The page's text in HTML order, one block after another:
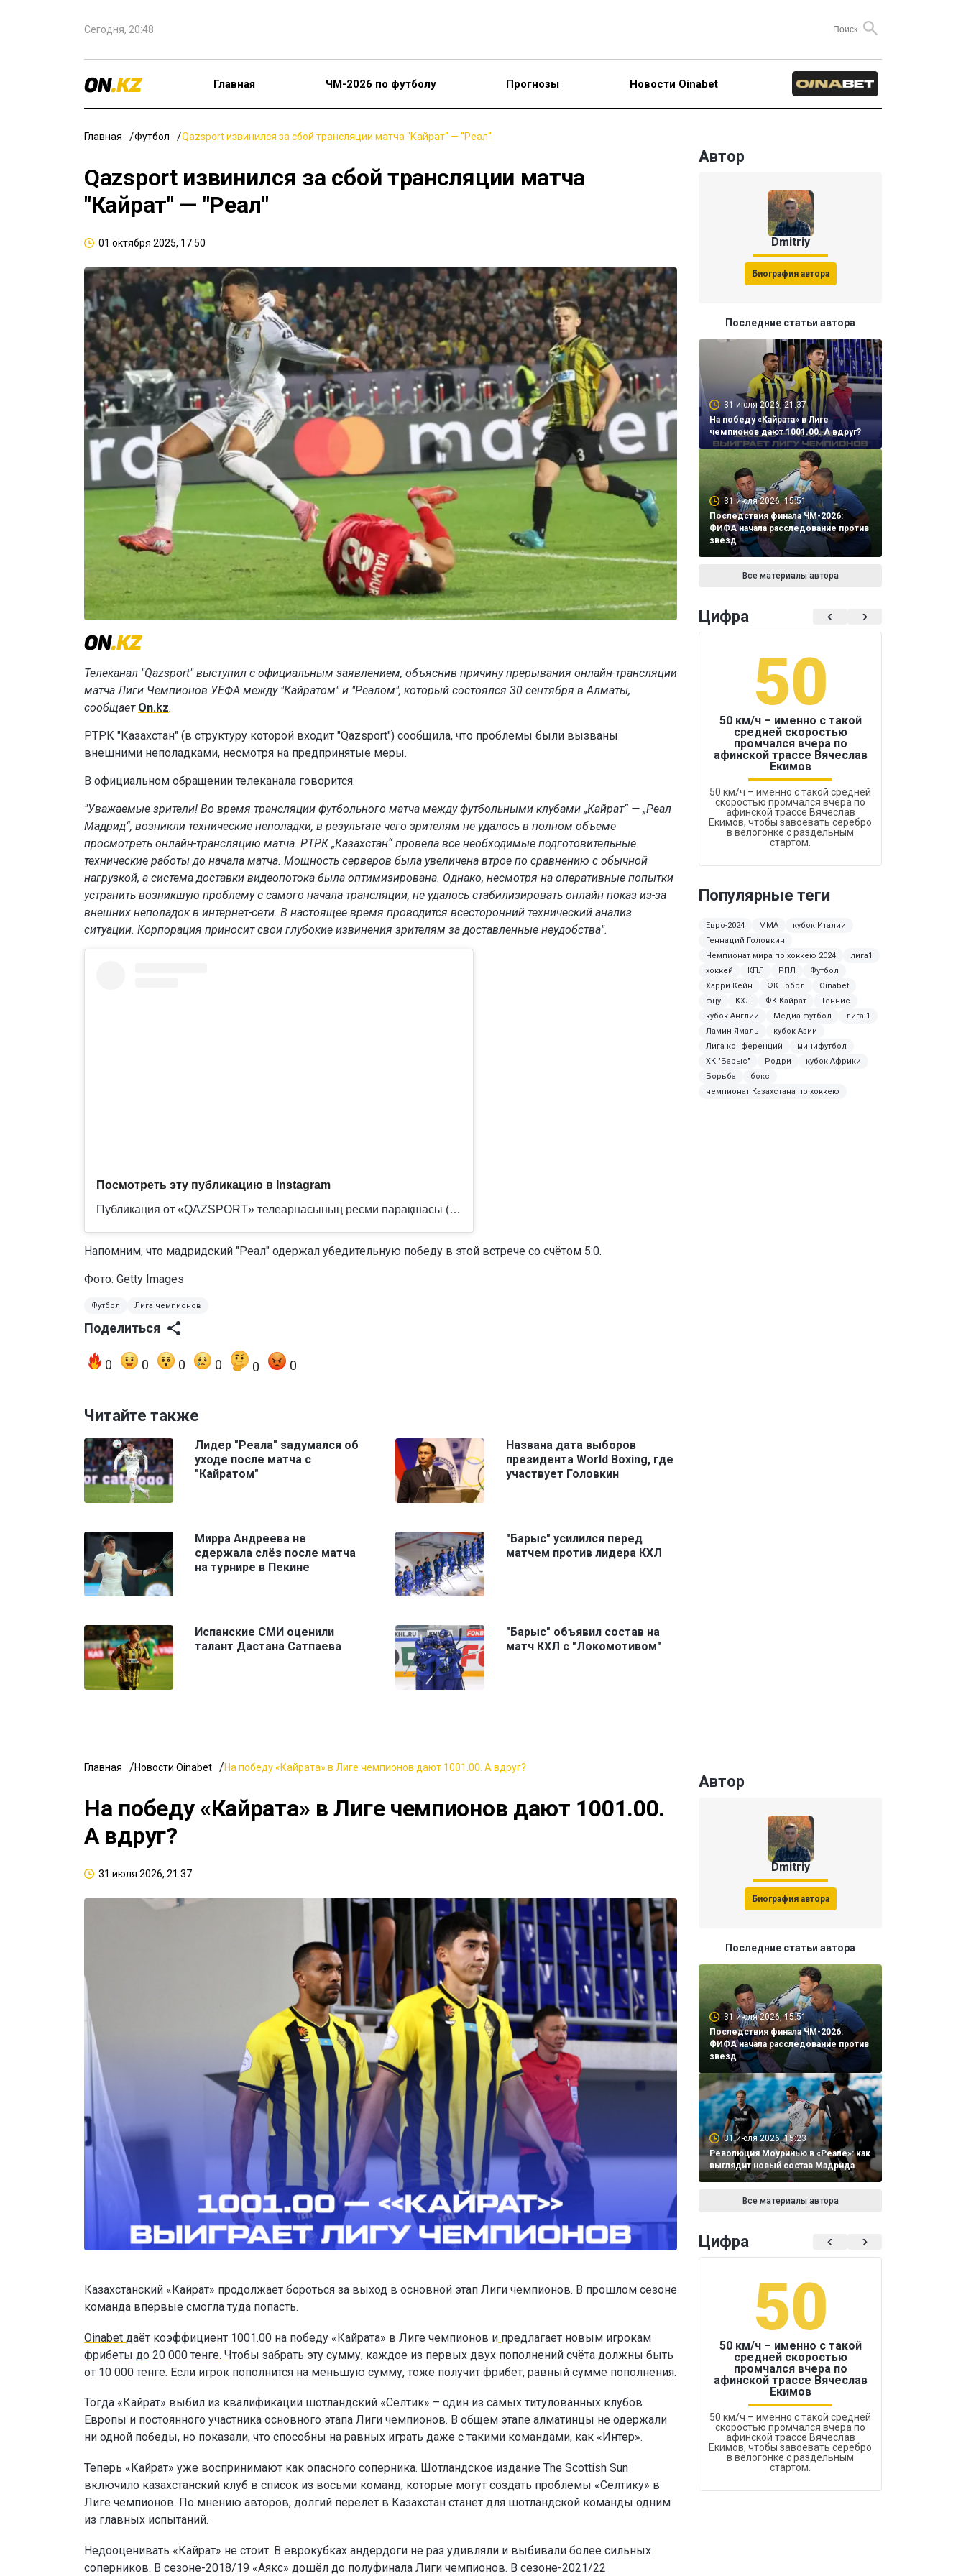
Сегодня, 20:48
Главная ЧМ-2026 по футболу Прогнозы Новости Oinabet
Главная Футбол Qazsport извинился за сбой трансляции матча "Кайрат" — "Реал"
Qazsport извинился за сбой трансляции матча
"Кайрат" — "Реал"
01 октября 2025, 17:50
Телеканал "Qazsport" выступил с официальным заявлением, объяснив причину прерывания онлайн-трансляции
матча Лиги Чемпионов УЕФА между "Кайратом" и "Реалом", который состоялся 30 сентября в Алматы,
сообщает On.kz.
РТРК "Казахстан" (в структуру которой входит "Qazsport") сообщила, что проблемы были вызваны
внешними неполадками, несмотря на предпринятые меры.
В официальном обращении телеканала говорится:
"Уважаемые зрители! Во время трансляции футбольного матча между футбольными клубами „Кайрат“ — „Реал
Мадрид“, возникли технические неполадки, в результате чего зрителям не удалось в полном объеме
просмотреть онлайн-трансляцию матча. РТРК „Казахстан“ провела все необходимые подготовительные
технические работы до начала матча. Мощность серверов была увеличена втрое по сравнению с обычной
нагрузкой, а система доставки видеопотока была оптимизирована. Однако, несмотря на оперативные попытки
устранить возникшую проблему с самого начала трансляции, не удалось стабилизировать онлайн показ из-за
внешних неполадок в интернет-сети. В настоящее время проводится всесторонний технический анализ
ситуации. Корпорация приносит свои глубокие извинения зрителям за доставленные неудобства".
Посмотреть эту публикацию в Instagram
Публикация от «QAZSPORT» телеарнасының ресми парақшасы (@qazsport_official)
Напомним, что мадридский "Реал" одержал убедительную победу в этой встрече со счётом 5:0.
Фото: Getty Images
Футбол Лига чемпионов
Поделиться
0 0 0 0 0 0
Читайте также
Лидер "Реала" задумался об
уходе после матча с
"Кайратом"
Названа дата выборов
президента World Boxing, где
участвует Головкин
Мирра Андреева не
сдержала слёз после матча
на турнире в Пекине
"Барыс" усилился перед
матчем против лидера КХЛ
Испанские СМИ оценили
талант Дастана Сатпаева
"Барыс" объявил состав на
матч КХЛ с "Локомотивом"
Автор
Dmitriy
Биография автора
Последние статьи автора
31 июля 2026, 21:37
На победу «Кайрата» в Лиге
чемпионов дают 1001.00. А вдруг?
31 июля 2026, 15:51
Последствия финала ЧМ-2026:
ФИФА начала расследование против
звезд
Все материалы автора
Цифра
50
50 км/ч – именно с такой
средней скоростью
промчался вчера по
афинской трассе Вячеслав
Екимов
50 км/ч – именно с такой средней
скоростью промчался вчера по
афинской трассе Вячеслав
Екимов, чтобы завоевать серебро
в велогонке с раздельным
стартом.
Популярные теги
Евро-2024 MMA
кубок Италии
Геннадий Головкин
Чемпионат мира по хоккею 2024
лига1
хоккей
КПЛ РПЛ
Футбол
Харри Кейн
ФК Тобол
Oinabet
фцу
КХЛ ФК Кайрат
Теннис
кубок Англии
Медиа футбол
лига 1
Ламин Ямаль
кубок Азии
Лига конференций
минифутбол
ХК "Барыс"
Родри
кубок Африки
Борьба
бокс
чемпионат Казахстана по хоккею
Главная Новости Oinabet На победу «Кайрата» в Лиге чемпионов дают 1001.00. А вдруг?
На победу «Кайрата» в Лиге чемпионов дают 1001.00.
А вдруг?
31 июля 2026, 21:37
Казахстанский «Кайрат» продолжает бороться за выход в основной этап Лиги чемпионов. В прошлом сезоне
команда впервые смогла туда попасть.
Oinabet даёт коэффициент 1001.00 на победу «Кайрата» в Лиге чемпионов и предлагает новым игрокам
фрибеты до 20 000 тенге. Чтобы забрать эту сумму, каждое из первых двух пополнений счёта должны быть
от 10 000 тенге. Если игрок пополнится на меньшую сумму, тоже получит фрибет, равный сумме пополнения.
Тогда «Кайрат» выбил из квалификации шотландский «Селтик» – один из самых титулованных клубов
Европы и постоянного участника основного этапа Лиги чемпионов. В общем этапе алматинцы не одержали
ни одной победы, но показали, что способны на равных играть даже с такими командами, как «Интер».
Теперь «Кайрат» уже воспринимают как опасного соперника. Шотландское издание The Scottish Sun
включило казахстанский клуб в список из восьми команд, которые могут создать проблемы «Селтику» в
Лиге чемпионов. По мнению авторов, долгий перелёт в Казахстан станет для шотландской команды одним
из главных испытаний.
Недооценивать «Кайрат» не стоит. В еврокубках андердоги не раз удивляли и выбивали более сильных
соперников. В сезоне-2018/19 «Аякс» дошёл до полуфинала Лиги чемпионов. В сезоне-2021/22
Автор
Dmitriy
Биография автора
Последние статьи автора
31 июля 2026, 15:51
Последствия финала ЧМ-2026:
ФИФА начала расследование против
звезд
31 июля 2026, 15:23
Революция Моуринью в «Реале»: как
выглядит новый состав Мадрида
Все материалы автора
Цифра
50
50 км/ч – именно с такой
средней скоростью
промчался вчера по
афинской трассе Вячеслав
Екимов
50 км/ч – именно с такой средней
скоростью промчался вчера по
афинской трассе Вячеслав
Екимов, чтобы завоевать серебро
в велогонке с раздельным
стартом.